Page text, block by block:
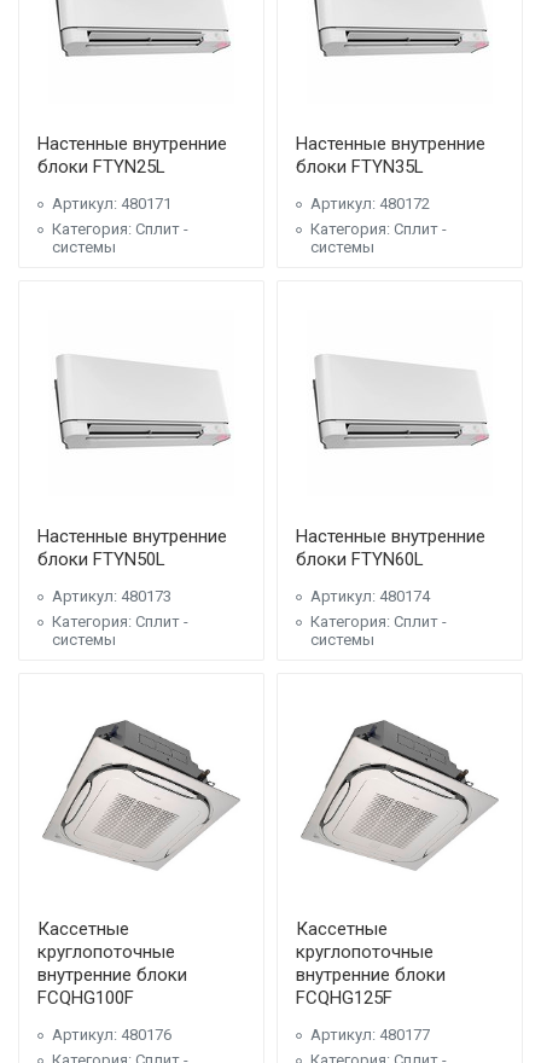
Настенные внутренние
блоки FTYN25L
Артикул: 480171
Категория: Сплит -
системы
Настенные внутренние
блоки FTYN35L
Артикул: 480172
Категория: Сплит -
системы
Настенные внутренние
блоки FTYN50L
Артикул: 480173
Категория: Сплит -
системы
Настенные внутренние
блоки FTYN60L
Артикул: 480174
Категория: Сплит -
системы
Кассетные
круглопоточные
внутренние блоки
FCQHG100F
Артикул: 480176
Кассетные
круглопоточные
внутренние блоки
FCQHG125F
Артикул: 480177